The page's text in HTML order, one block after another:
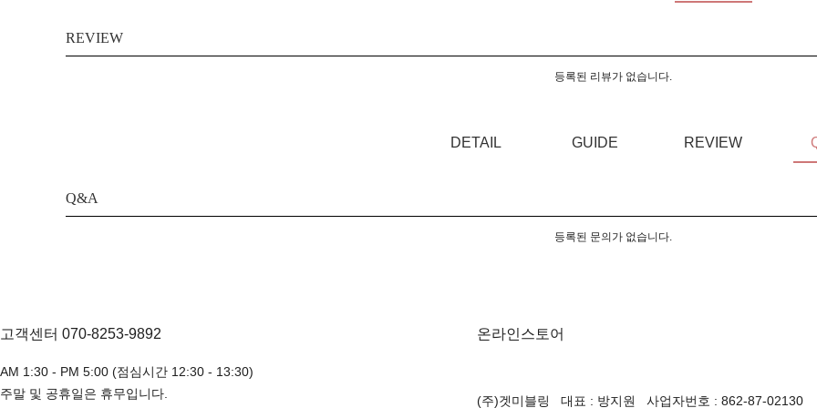
REVIEW
등록된 리뷰가 없습니다.
DETAIL GUIDE REVIEW
Q&A
등록된 문의가 없습니다.
고객센터 070-8253-9892
AM 1:30 - PM 5:00 (점심시간 12:30 - 13:30)
주말 및 공휴일은 휴무입니다.
온라인스토어
(주)겟미블링 대표 : 방지원 사업자번호 : 862-87-02130